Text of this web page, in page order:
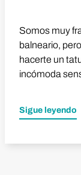
Somos muy
balneario,
hacerte un
incómoda
Sigue leyendo